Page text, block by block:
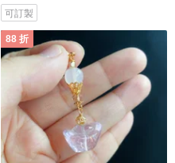
可訂製
88 折